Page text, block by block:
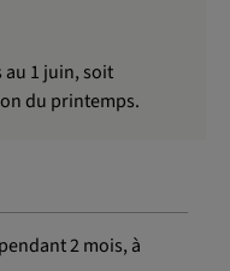
au 1 juin, soit
du printemps.
2 mois, à